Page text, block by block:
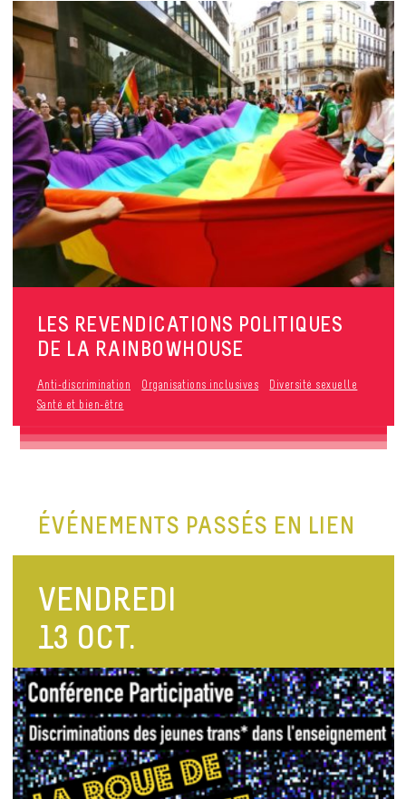
LES REVENDICATIONS POLITIQUES
DE LA RAINBOWHOUSE
Anti-discrimination Organisations inclusives
Diversité sexuelle
Santé et bien-être
ÉVÉNEMENTS PASSÉS EN LIEN
VENDREDI
13 OCT.